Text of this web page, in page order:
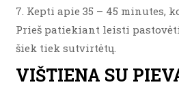
7. Kepti apie 35 – 45 minutes,
Prieš patiekiant leisti
šiek tiek sutvirtėtų.
VIŠTIENA SU